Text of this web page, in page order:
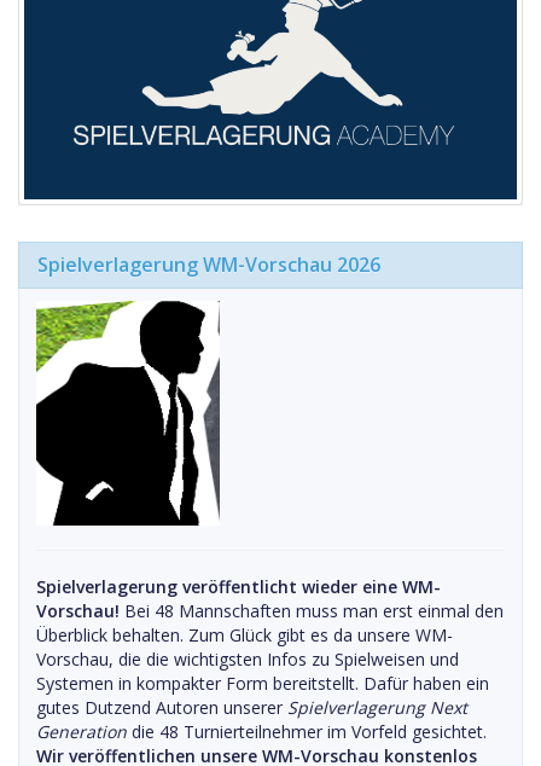
Spielverlagerung WM-Vorschau 2026
Spielverlagerung veröffentlicht wieder eine WM-
Vorschau! Bei 48 Mannschaften muss man erst einmal den
Überblick behalten. Zum Glück gibt es da unsere WM-
Vorschau, die die wichtigsten Infos zu Spielweisen und
Systemen in kompakter Form bereitstellt. Dafür haben ein
gutes Dutzend Autoren unserer Spielverlagerung Next
Generation die 48 Turnierteilnehmer im Vorfeld gesichtet.
Wir veröffentlichen unsere WM-Vorschau konstenlos